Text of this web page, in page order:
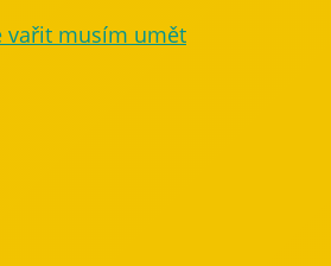
vařit musím umět